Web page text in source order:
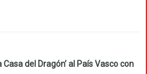
Casa del Dragón’ al País Vasco con